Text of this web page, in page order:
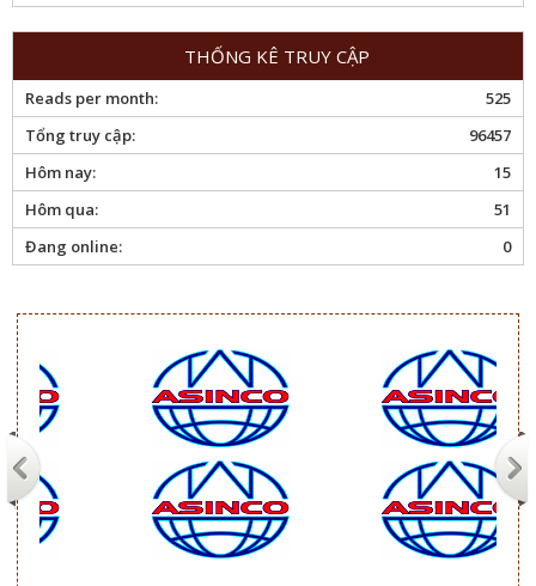
THỐNG KÊ TRUY CẬP
525
Reads per month:
96457
Tổng truy cập:
15
Hôm nay:
51
Hôm qua:
0
Đang online: